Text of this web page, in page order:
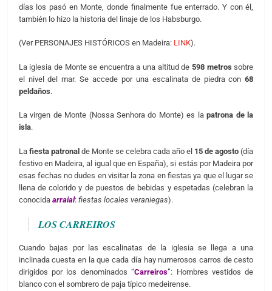
días los pasó en Monte, donde finalmente fue enterrado. Y con él,
también lo hizo la historia del linaje de los Habsburgo.
(Ver PERSONAJES HISTÓRICOS en Madeira: LINK).
La iglesia de Monte se encuentra a una altitud de598 metros sobre
el nivel del mar. Se accede por una escalinata de piedra con68
peldaños.
La virgen de Monte (Nossa Senhora do Monte) es lapatrona de la
isla.
La fiesta patronalde Monte se celebra cada año el 15 de agosto (día
festivo en Madeira, al igual que en España), si estás por Madeira por
esas fechas no dudes en visitar la zona en fiestas ya que el lugar se
llena de colorido y de puestos de bebidas y espetadas (celebran la
conocida arraial: fiestas locales veraniegas).
LOS CARREIROS
Cuando bajas por las escalinatas de la iglesia se llega a una
inclinada cuesta en la que cada día hay numerosos carros de cesto
dirigidos por los denominados “Carreiros”: Hombres vestidos de
blanco con el sombrero de paja típico medeirense.